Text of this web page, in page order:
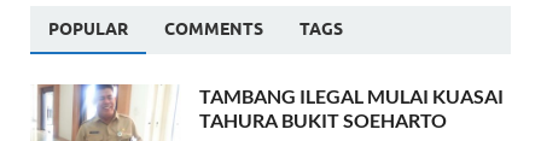
POPULAR COMMENTS TAGS
TAMBANG ILEGAL MULAI KUASAI
TAHURA BUKIT SOEHARTO